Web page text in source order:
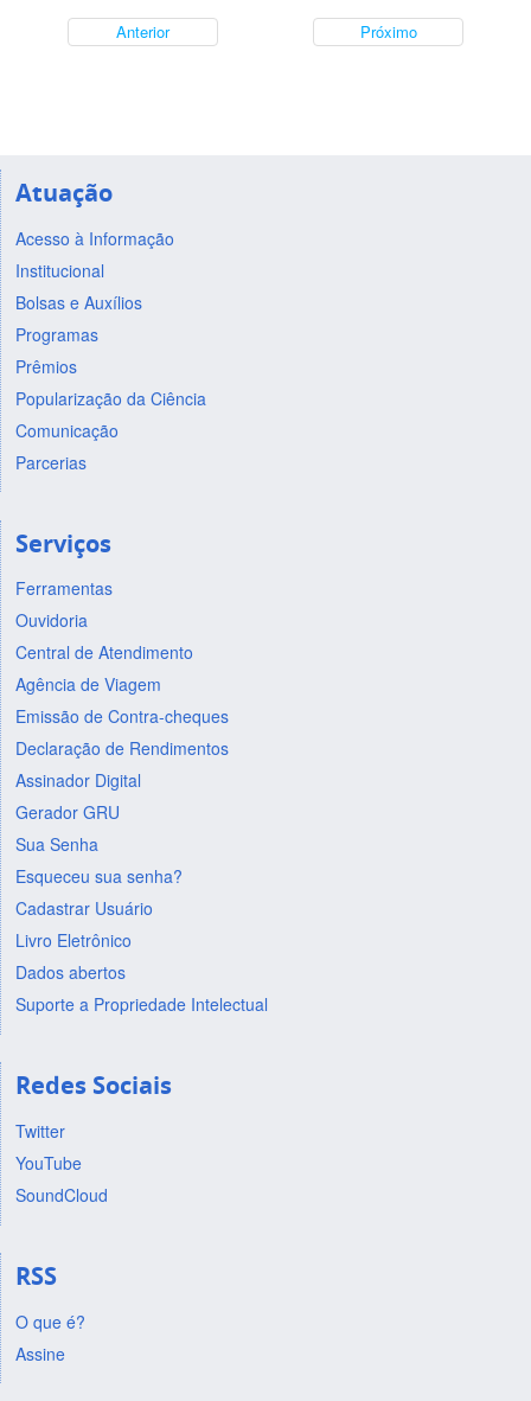
Anterior Próximo
Atuação
Acesso à Informação
Institucional
Bolsas e Auxílios
Programas
Prêmios
Popularização da Ciência
Comunicação
Parcerias
Serviços
Ferramentas
Ouvidoria
Central de Atendimento
Agência de Viagem
Emissão de Contra-cheques
Declaração de Rendimentos
Assinador Digital
Gerador GRU
Sua Senha
Esqueceu sua senha?
Cadastrar Usuário
Livro Eletrônico
Dados abertos
Suporte a Propriedade Intelectual
Redes Sociais
Twitter
YouTube
SoundCloud
RSS
O que é?
Assine